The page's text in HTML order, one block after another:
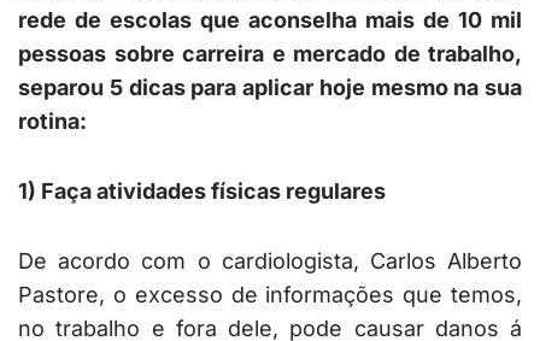
rede de escolas que aconselha mais de 10 mil
pessoas sobre carreira e mercado de trabalho,
separou 5 dicas para aplicar hoje mesmo na sua
rotina:
1) Faça atividades físicas regulares
De acordo com o cardiologista, Carlos Alberto
Pastore, o excesso de informações que temos,
no trabalho e fora dele, pode causar danos á